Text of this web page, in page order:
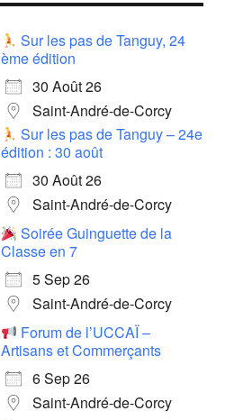
Sur les pas de Tanguy, 24
ème édition
30 Août 26
Saint-André-de-Corcy
Sur les pas de Tanguy – 24e
édition : 30 août
30 Août 26
Saint-André-de-Corcy
Soirée Guinguette de la
Classe en 7
5 Sep 26
Saint-André-de-Corcy
Forum de l’UCCAÏ –
Artisans et Commerçants
6 Sep 26
Saint-André-de-Corcy